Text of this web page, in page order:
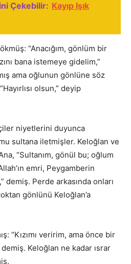
Çekebilir: Kayıp Işık
“Anacığım, gönlüm bir
bana istemeye gidelim,”
ama oğlunun gönlüne söz
olsun,” deyip
niyetlerini duyunca
sultana iletmişler. Keloğlan ve
“Sultanım, gönül bu; oğlum
emri, Peygamberin
demiş. Perde arkasında onları
gönlünü Keloğlan’a
“Kızımı veririm, ama önce bir
Keloğlan ne kadar ısrar